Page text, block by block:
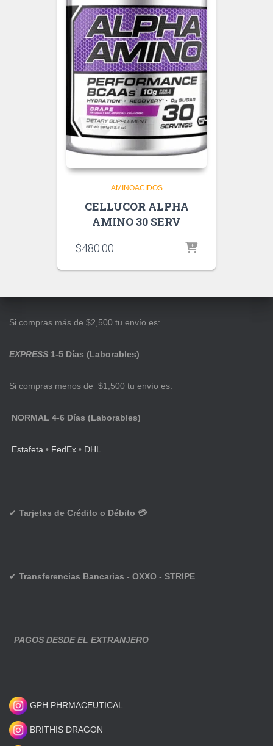
AMINOACIDOS
CELLUCOR ALPHA
AMINO 30 SERV
$480.00
Si compras más de $2,500 tu envío es:
EXPRESS 1-5 Días (Laborables)
Si compras menos de $1,500 tu envío es:
NORMAL 4-6 Días (Laborables)
Estafeta • FedEx • DHL
✔ Tarjetas de Crédito o Débito 💳
✔ Transferencias Bancarias - OXXO - STRIPE
PAGOS DESDE EL EXTRANJERO
GPH PHRMACEUTICAL
BRITHIS DRAGON